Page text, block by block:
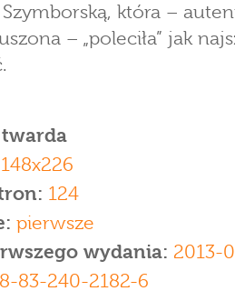
Szymborską, która –
– „poleciła” jak
148x226
124
pierwsze
wydania: 2013-
83-240-2182-6